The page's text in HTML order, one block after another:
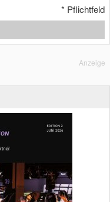
* Pflichtfeld
Anzeige